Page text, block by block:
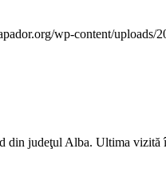
wp-content/uploads/
judeţul Alba. Ultima vizită